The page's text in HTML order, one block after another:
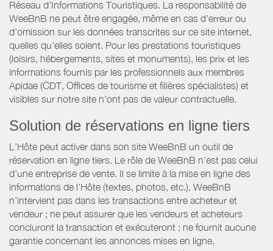
Réseau d’Informations Touristiques. La responsabilité de
WeeBnB ne peut être engagée, même en cas d’erreur ou
d’omission sur les données transcrites sur ce site internet,
quelles qu’elles soient. Pour les prestations touristiques
(loisirs, hébergements, sites et monuments), les prix et les
informations fournis par les professionnels aux membres
Apidae (CDT, Offices de tourisme et filières spécialistes) et
visibles sur notre site n’ont pas de valeur contractuelle.
Solution de réservations en ligne tiers
L’Hôte peut activer dans son site WeeBnB un outil de
réservation en ligne tiers. Le rôle de WeeBnB n’est pas celui
d’une entreprise de vente. Il se limite à la mise en ligne des
informations de l'Hôte (textes, photos, etc.). WeeBnB
n’intervient pas dans les transactions entre acheteur et
vendeur ; ne peut assurer que les vendeurs et acheteurs
concluront la transaction et exécuteront ; ne fournit aucune
garantie concernant les annonces mises en ligne,